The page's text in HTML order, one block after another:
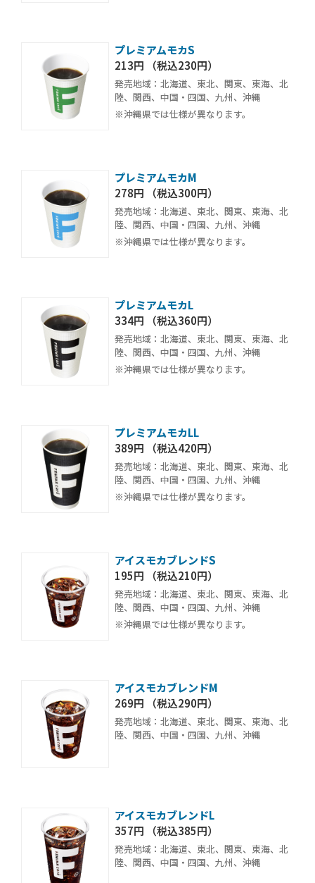
プレミアムモカS
213円 （税込230円）
発売地域：北海道、東北、関東、東海、北
陸、関西、中国・四国、九州、沖縄
※沖縄県では仕様が異なります。
プレミアムモカM
278円 （税込300円）
発売地域：北海道、東北、関東、東海、北
陸、関西、中国・四国、九州、沖縄
※沖縄県では仕様が異なります。
プレミアムモカL
334円 （税込360円）
発売地域：北海道、東北、関東、東海、北
陸、関西、中国・四国、九州、沖縄
※沖縄県では仕様が異なります。
プレミアムモカLL
389円 （税込420円）
発売地域：北海道、東北、関東、東海、北
陸、関西、中国・四国、九州、沖縄
※沖縄県では仕様が異なります。
アイスモカブレンドS
195円 （税込210円）
発売地域：北海道、東北、関東、東海、北
陸、関西、中国・四国、九州、沖縄
※沖縄県では仕様が異なります。
アイスモカブレンドM
269円 （税込290円）
発売地域：北海道、東北、関東、東海、北
陸、関西、中国・四国、九州、沖縄
アイスモカブレンドL
357円 （税込385円）
発売地域：北海道、東北、関東、東海、北
陸、関西、中国・四国、九州、沖縄